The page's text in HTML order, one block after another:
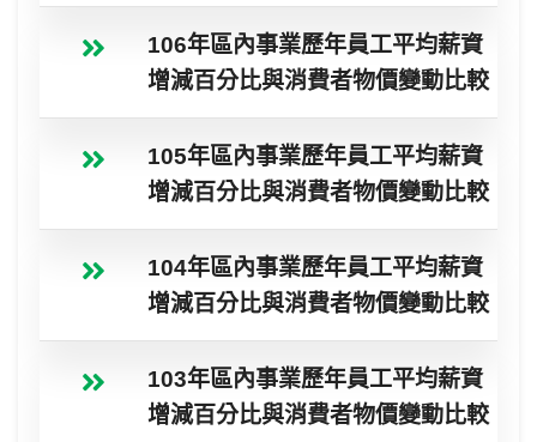
106年區內事業歷年員工平均薪資
增減百分比與消費者物價變動比較
105年區內事業歷年員工平均薪資
增減百分比與消費者物價變動比較
104年區內事業歷年員工平均薪資
增減百分比與消費者物價變動比較
103年區內事業歷年員工平均薪資
增減百分比與消費者物價變動比較